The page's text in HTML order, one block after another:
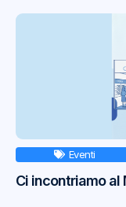
Eventi
Ci incontriamo al